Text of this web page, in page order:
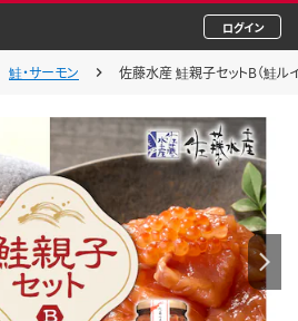
ログイン
鮭・サーモン 佐藤水産 鮭親子セットB（鮭ル